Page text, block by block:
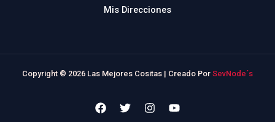
Mis Direcciones
Copyright © 2026 Las Mejores Cositas | Creado Por SevNode´s